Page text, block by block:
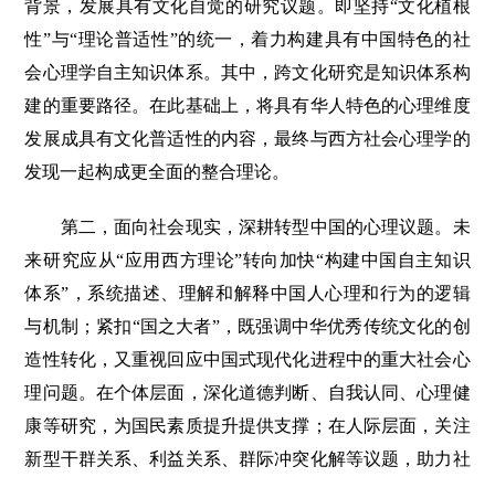
背景，发展具有文化自觉的研究议题。即坚持“文化植根
性”与“理论普适性”的统一，着力构建具有中国特色的社
会心理学自主知识体系。其中，跨文化研究是知识体系构
建的重要路径。在此基础上，将具有华人特色的心理维度
发展成具有文化普适性的内容，最终与西方社会心理学的
发现一起构成更全面的整合理论。
第二，面向社会现实，深耕转型中国的心理议题。未
来研究应从“应用西方理论”转向加快“构建中国自主知识
体系”，系统描述、理解和解释中国人心理和行为的逻辑
与机制；紧扣“国之大者”，既强调中华优秀传统文化的创
造性转化，又重视回应中国式现代化进程中的重大社会心
理问题。在个体层面，深化道德判断、自我认同、心理健
康等研究，为国民素质提升提供支撑；在人际层面，关注
新型干群关系、利益关系、群际冲突化解等议题，助力社